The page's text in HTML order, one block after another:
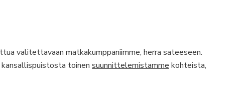
valitettavaan matkakumppaniimme, herra sateeseen.
toinen suunnittelemistamme kohteista,